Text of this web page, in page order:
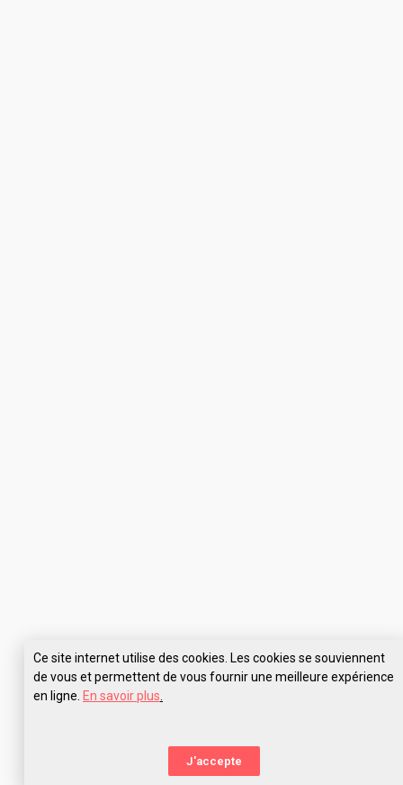
Ce site internet utilise des cookies. Les cookies se souviennent
de vous et permettent de vous fournir une meilleure expérience
en ligne. En savoir plus
J'accepte